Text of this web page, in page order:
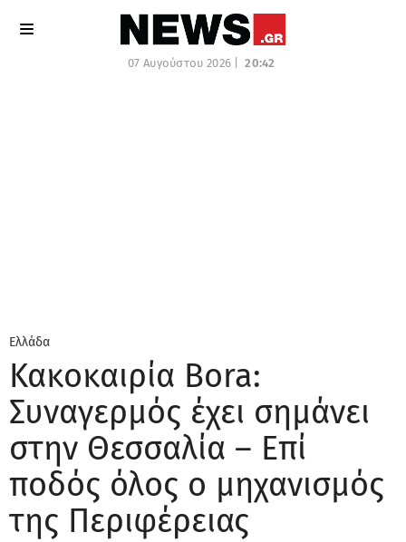
07 Αυγούστου 2026 | 20:42
Ελλάδα
Κακοκαιρία Bora:
Συναγερμός έχει σημάνει
στην Θεσσαλία – Επί
ποδός όλος ο μηχανισμός
της Περιφέρειας